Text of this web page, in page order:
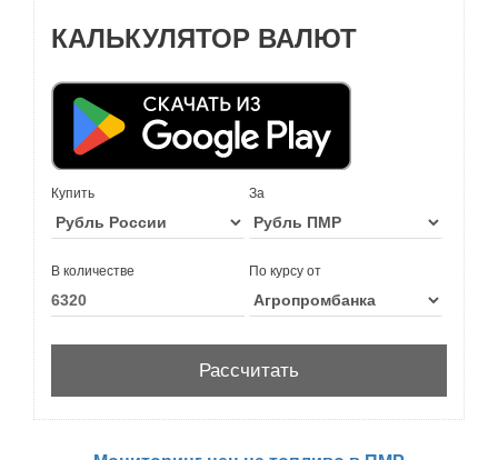
КАЛЬКУЛЯТОР ВАЛЮТ
Купить За
В количестве По курсу от